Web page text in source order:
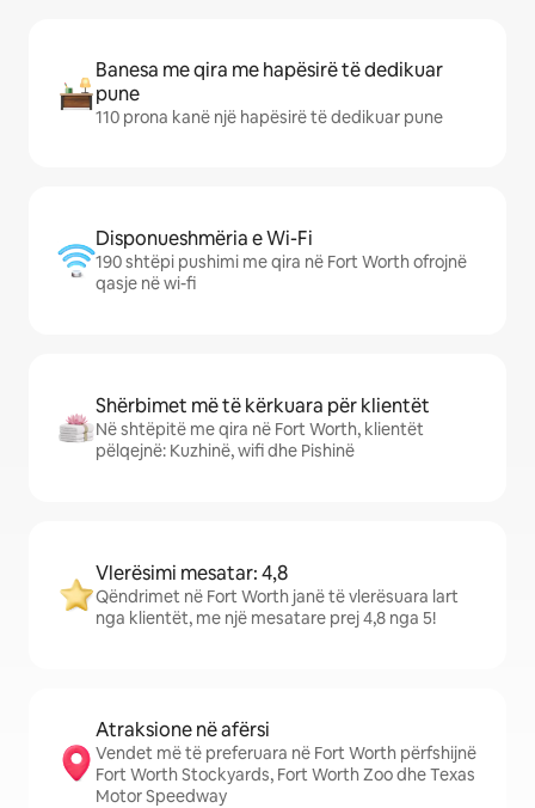
Banesa me qira me hapësirë të dedikuar
pune
110 prona kanë një hapësirë të dedikuar pune
Disponueshmëria e Wi-Fi
190 shtëpi pushimi me qira në Fort Worth ofrojnë
qasje në wi-fi
Shërbimet më të kërkuara për klientët
Në shtëpitë me qira në Fort Worth, klientët
pëlqejnë: Kuzhinë, wifi dhe Pishinë
Vlerësimi mesatar: 4,8
Qëndrimet në Fort Worth janë të vlerësuara lart
nga klientët, me një mesatare prej 4,8 nga 5!
Atraksione në afërsi
Vendet më të preferuara në Fort Worth përfshijnë
Fort Worth Stockyards, Fort Worth Zoo dhe Texas
Motor Speedway